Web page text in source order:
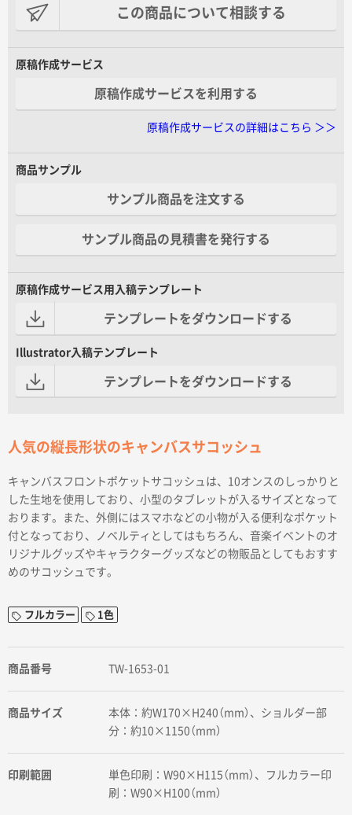
この商品について相談する
原稿作成サービス
原稿作成サービスを利用する
原稿作成サービスの詳細はこちら ＞＞
商品サンプル
サンプル商品を注文する
サンプル商品の見積書を発行する
原稿作成サービス用入稿テンプレート
テンプレートをダウンロードする
Illustrator入稿テンプレート
テンプレートをダウンロードする
人気の縦長形状のキャンバスサコッシュ
キャンバスフロントポケットサコッシュは、10オンスのしっかりと
した生地を使用しており、小型のタブレットが入るサイズとなって
おります。また、外側にはスマホなどの小物が入る便利なポケット
付となっており、ノベルティとしてはもちろん、音楽イベントのオ
リジナルグッズやキャラクターグッズなどの物販品としてもおすす
めのサコッシュです。
フルカラー 1色
商品番号 TW-1653-01
商品サイズ
本体：約W170×H240（mm）、ショルダー部
分：約10×1150（mm）
印刷範囲
単色印刷：W90×H115（mm）、フルカラー印
刷：W90×H100（mm）